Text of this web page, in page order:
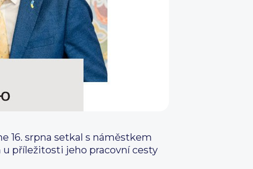
16. srpna setkal s náměstkem
příležitosti jeho pracovní cesty